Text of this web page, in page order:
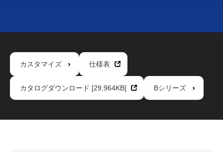
カスタマイズ 仕様表
カタログダウンロード [29,964KB] Bシリーズ